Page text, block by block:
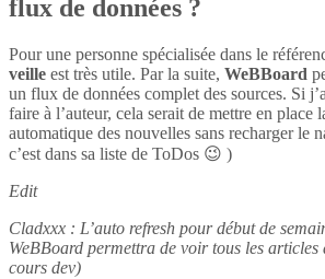
flux de données ?
Pour une personne spécialisée dans le
veille est très utile. Par la suite, WeBBoard
un flux de données complet des sources. Si
faire à l’auteur, cela serait de mettre en place
automatique des nouvelles sans recharger le
c’est dans sa liste de ToDos 😉 )
Edit
Cladxxx : L’auto refresh pour début de
WeBBoard permettra de voir tous les articles
cours dev)